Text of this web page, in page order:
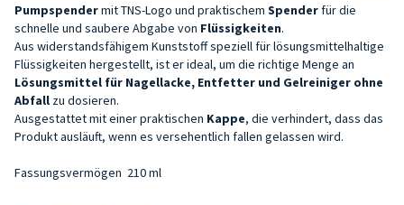
Pumpspendermit TNS-Logo und praktischem Spender für die
schnelle und saubere Abgabe von Flüssigkeiten.
Aus widerstandsfähigem Kunststoff speziell für lösungsmittelhaltige
Flüssigkeiten hergestellt, ist er ideal, um die richtige Menge an
Lösungsmittel für Nagellacke, Entfetter und Gelreiniger ohne
Abfall zu dosieren.
Ausgestattet mit einer praktischen Kappe, die verhindert, dass das
Produkt ausläuft, wenn es versehentlich fallen gelassen wird.
Fassungsvermögen 210 ml